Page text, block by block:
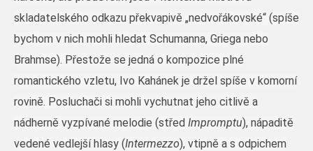
skladatelského odkazu překvapivě „nedvořákovské“ (spíše
bychom v nich mohli hledat Schumanna, Griega nebo
Brahmse). Přestože se jedná o kompozice plné
romantického vzletu, Ivo Kahánek je držel spíše v komorní
rovině. Posluchači si mohli vychutnat jeho citlivě a
nádherně vyzpívané melodie (střed Impromptu), nápaditě
vedené vedlejší hlasy (Intermezzo), vtipně a s odpichem